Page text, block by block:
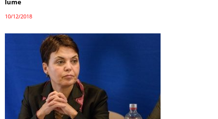
lume
10/12/2018